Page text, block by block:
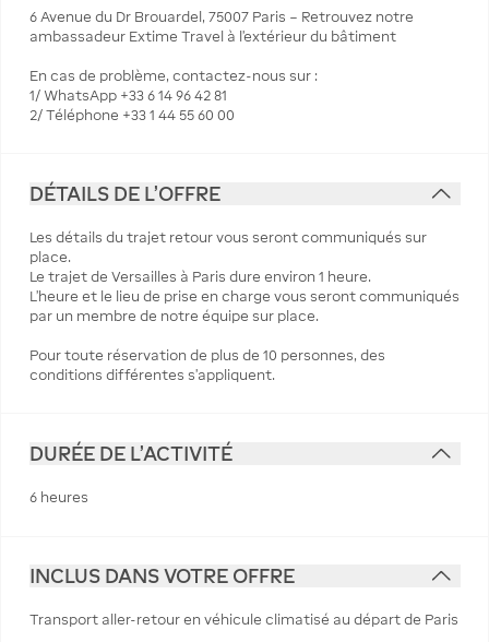
6 Avenue du Dr Brouardel, 75007 Paris – Retrouvez notre
ambassadeur Extime Travel à l'extérieur du bâtiment
En cas de problème, contactez-nous sur :
1/ WhatsApp +33 6 14 96 42 81
2/ Téléphone +33 1 44 55 60 00
DÉTAILS DE L'OFFRE
Les détails du trajet retour vous seront communiqués sur
place.
Le trajet de Versailles à Paris dure environ 1 heure.
L’heure et le lieu de prise en charge vous seront communiqués
par un membre de notre équipe sur place.
Pour toute réservation de plus de 10 personnes, des
conditions différentes s’appliquent.
DURÉE DE L'ACTIVITÉ
6 heures
INCLUS DANS VOTRE OFFRE
Transport aller-retour en véhicule climatisé au départ de Paris